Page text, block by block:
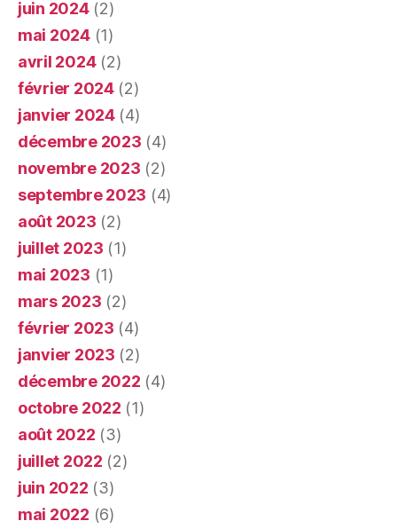
juin 2024(2)
mai 2024(1)
avril 2024(2)
février 2024(2)
janvier 2024(4)
décembre 2023 (4)
novembre 2023 (2)
septembre 2023 (4)
août 2023 (2)
juillet 2023 (1)
mai 2023 (1)
mars 2023 (2)
février 2023 (4)
janvier 2023 (2)
décembre 2022 (4)
octobre 2022 (1)
août 2022 (3)
juillet 2022 (2)
juin 2022 (3)
mai 2022 (6)